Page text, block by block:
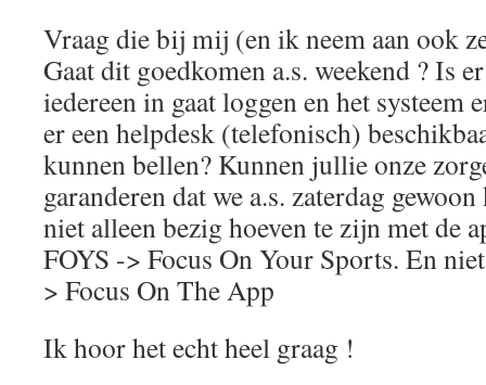
Vraag die bij mij (en ik neem aan ook
Gaat dit goedkomen a.s. weekend ? Is
iedereen in gaat loggen en het systeem
er een helpdesk (telefonisch)
kunnen bellen? Kunnen jullie onze
garanderen dat we a.s. zaterdag
niet alleen bezig hoeven te zijn met de
FOYS -> Focus On Your Sports. En
> Focus On The App
Ik hoor het echt heel graag !